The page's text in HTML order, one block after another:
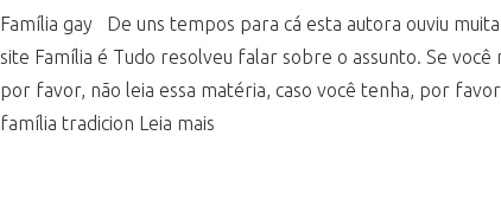
Família gay De uns tempos para cá esta autora ouviu
site Família é Tudo resolveu falar sobre o assunto. Se
por favor, não leia essa matéria, caso você tenha, por
família tradicion Leia mais